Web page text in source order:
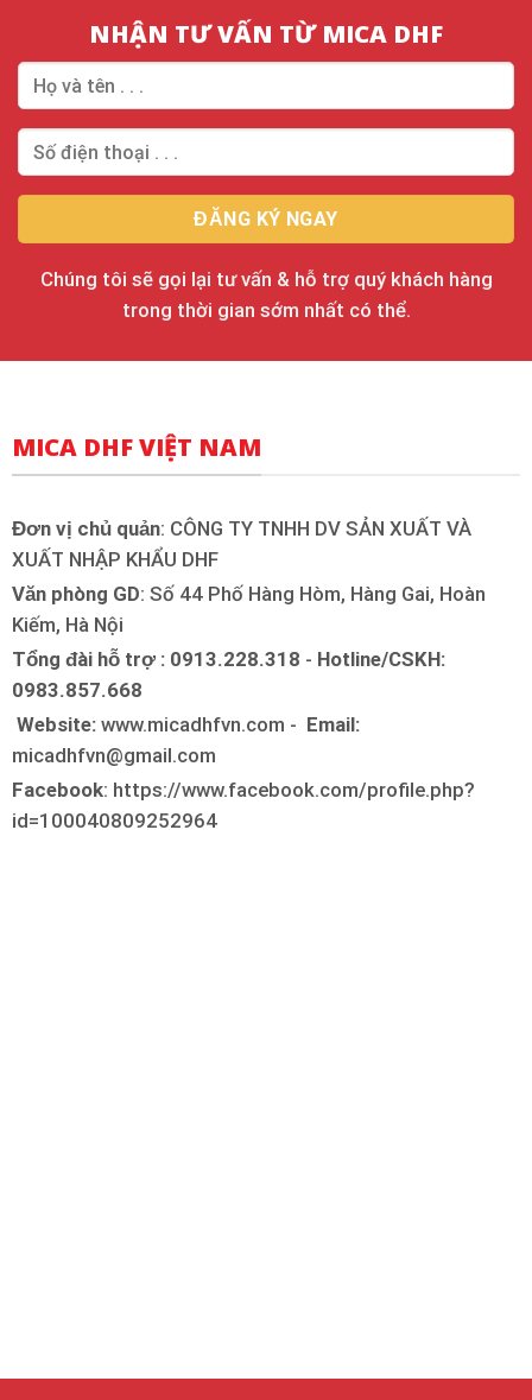
NHẬN TƯ VẤN TỪ MICA DHF
Chúng tôi sẽ gọi lại tư vấn & hỗ trợ quý khách hàng
trong thời gian sớm nhất có thể.
MICA DHF VIỆT NAM
Đơn vị chủ quản: CÔNG TY TNHH DV SẢN XUẤT VÀ
XUẤT NHẬP KHẨU DHF
Văn phòng GD: Số 44 Phố Hàng Hòm, Hàng Gai, Hoàn
Kiếm, Hà Nội
Tổng đài hỗ trợ : 0913.228.318 - Hotline/CSKH:
0983.857.668
Website: www.micadhfvn.com - Email:
micadhfvn@gmail.com
Facebook: https://www.facebook.com/profile.php?
id=100040809252964